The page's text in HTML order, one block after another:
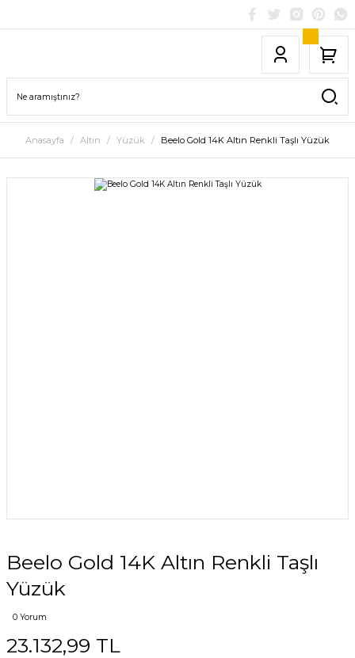
Anasayfa Altın Yüzük Beelo Gold 14K Altın Renkli Taşlı Yüzük
Beelo Gold 14K Altın Renkli Taşlı
Yüzük
0 Yorum
23.132,99 TL